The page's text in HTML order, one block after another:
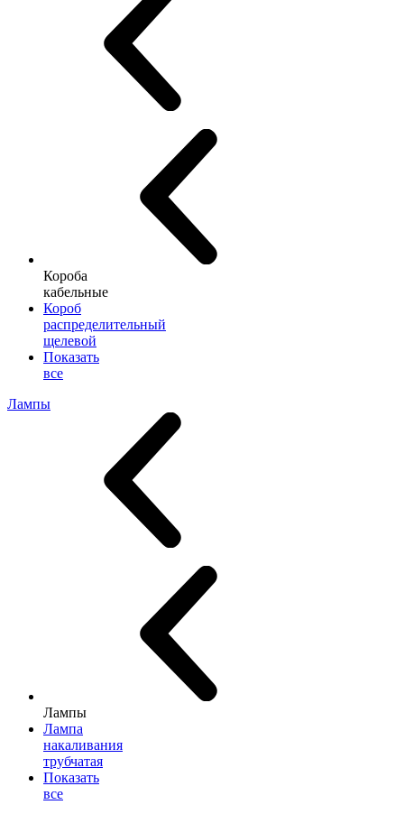
Короба
кабельные
Короб
распределительный
щелевой
Показать
все
Лампы
Лампы
Лампа
накаливания
трубчатая
Показать
все